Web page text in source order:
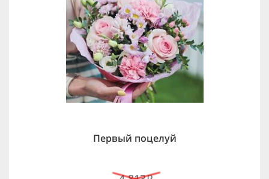
Первый поцелуй